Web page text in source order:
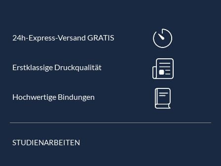
24h-Express-Versand GRATIS
Erstklassige Druckqualität
Hochwertige Bindungen
STUDIENARBEITEN